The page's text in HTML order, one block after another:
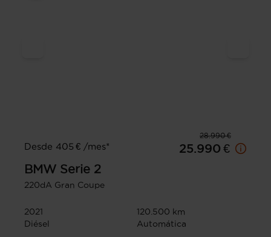
28.990 €
Desde 405 € /mes*
25.990 €
BMW Serie 2
220dA Gran Coupe
2021
120.500 km
Diésel
Automática